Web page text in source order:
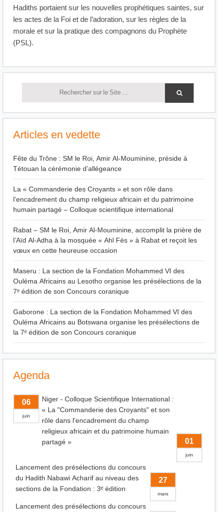
Hadiths portaient sur les nouvelles prophétiques saintes, sur
les actes de la Foi et de l’adoration, sur les règles de la
morale et sur la pratique des compagnons du Prophète
(PSL).
Articles en vedette
Fête du Trône : SM le Roi, Amir Al-Mouminine, préside à
Tétouan la cérémonie d’allégeance
La « Commanderie des Croyants » et son rôle dans
l’encadrement du champ religieux africain et du patrimoine
humain partagé – Colloque scientifique international
Rabat – SM le Roi, Amir Al-Mouminine, accomplit la prière de
l’Aïd Al-Adha à la mosquée « Ahl Fès » à Rabat et reçoit les
vœux en cette heureuse occasion
Maseru : La section de la Fondation Mohammed VI des
Ouléma Africains au Lesotho organise les présélections de la
7ᵉ édition de son Concours coranique
Gaborone : La section de la Fondation Mohammed VI des
Ouléma Africains au Botswana organise les présélections de
la 7ᵉ édition de son Concours coranique
Agenda
06
juin
Niger - Colloque Scientifique International :
« La "Commanderie des Croyants" et son
rôle dans l'encadrement du champ
religieux africain et du patrimoine humain
partagé »
01
juin
Lancement des présélections du concours
du Hadith Nabawi Acharif au niveau des
sections de la Fondation : 3ᵉ édition
27
mars
Lancement des présélections du concours